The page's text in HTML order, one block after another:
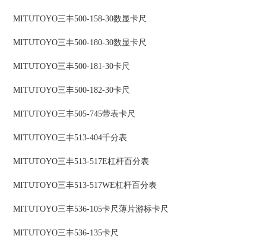
MITUTOYO三丰500-158-30数显卡尺
MITUTOYO三丰500-180-30数显卡尺
MITUTOYO三丰500-181-30卡尺
MITUTOYO三丰500-182-30卡尺
MITUTOYO三丰505-745带表卡尺
MITUTOYO三丰513-404千分表
MITUTOYO三丰513-517E杠杆百分表
MITUTOYO三丰513-517WE杠杆百分表
MITUTOYO三丰536-105卡尺薄片游标卡尺
MITUTOYO三丰536-135卡尺